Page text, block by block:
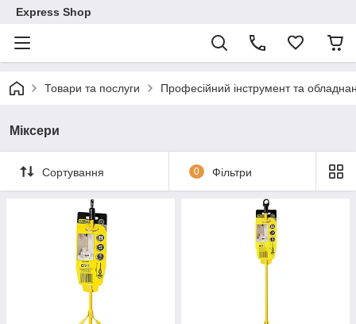
Express Shop
Товари та послуги Професійний інструмент та
Міксери
Сортування 0 Фільтри